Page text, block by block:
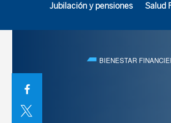
Jubilación y pensiones Salud
BIENESTAR